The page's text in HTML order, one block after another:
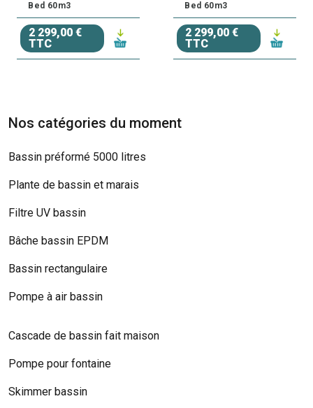
Bed 60m3
2 299,00 €
TTC
Bed 60m3
2 299,00 €
TTC
Nos catégories du moment
Bassin préformé 5000 litres
Plante de bassin et marais
Filtre UV bassin
Bâche bassin EPDM
Bassin rectangulaire
Pompe à air bassin
Cascade de bassin fait maison
Pompe pour fontaine
Skimmer bassin